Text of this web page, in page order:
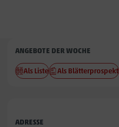
Penny
Fuhle
599
ANGEBOTE DER WOCHE
Als Liste Als Blätterprospekt
ADRESSE